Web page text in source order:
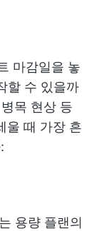
마감일을 놓
할 수 있을까
목 현상 등
울 때 가장 흔
용량 플랜의